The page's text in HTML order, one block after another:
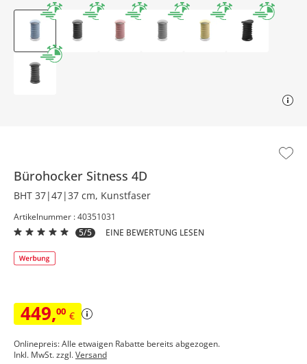
Bürohocker Sitness 4D
BHT 37|47|37 cm, Kunstfaser
Artikelnummer : 40351031
5/5
EINE BEWERTUNG LESEN
449,00 €
Onlinepreis: Alle etwaigen Rabatte bereits abgezogen.
Inkl. MwSt. zzgl.Versand